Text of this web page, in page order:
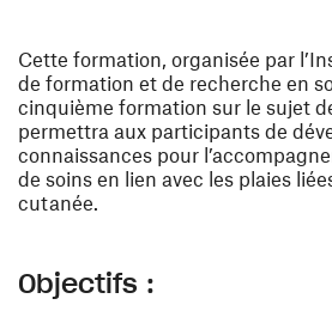
Cette formation, organisée par
de formation et de recherche en
cinquième formation sur le sujet
permettra aux participants de
connaissances pour
de soins en lien avec les plaies
cutanée.
Objectifs :